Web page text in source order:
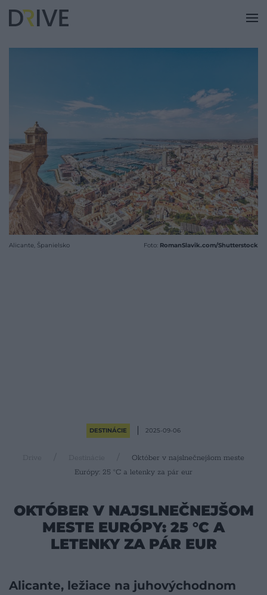
Alicante, Španielsko Foto: RomanSlavik.com/Shutterstock
DESTINÁCIE 2025-09-06
Drive
Október v najslnečnejšom meste
Európy: 25 °C a letenky za pár eur
OKTÓBER V NAJSLNEČNEJŠOM
MESTE EURÓPY: 25 °C A
LETENKY ZA PÁR EUR
Alicante, ležiace na juhovýchodnom